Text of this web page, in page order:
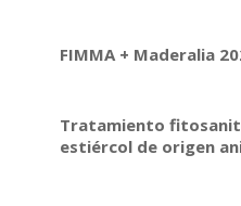
FIMMA + Maderalia
Tratamiento
estiércol de origen